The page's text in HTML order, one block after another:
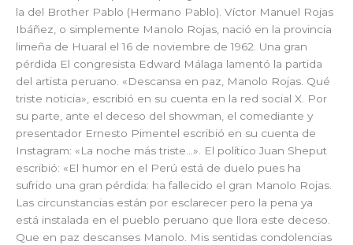
la del Brother Pablo (Hermano Pablo). Víctor Manuel Rojas
Ibáñez, o simplemente Manolo Rojas, nació en la provincia
limeña de Huaral el 16 de noviembre de 1962. Una gran
pérdida El congresista Edward Málaga lamentó la partida
del artista peruano. «Descansa en paz, Manolo Rojas. Qué
triste noticia», escribió en su cuenta en la red social X. Por
su parte, ante el deceso del showman, el comediante y
presentador Ernesto Pimentel escribió en su cuenta de
Instagram: «La noche más triste…». El político Juan Sheput
escribió: «El humor en el Perú está de duelo pues ha
sufrido una gran pérdida: ha fallecido el gran Manolo Rojas.
Las circunstancias están por esclarecer pero la pena ya
está instalada en el pueblo peruano que llora este deceso.
Que en paz descanses Manolo. Mis sentidas condolencias